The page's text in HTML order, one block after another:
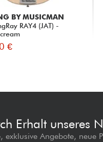
BY MUSICMAN
RAY4 (JAT) -
€
Erhalt unseres
Angebote, neue